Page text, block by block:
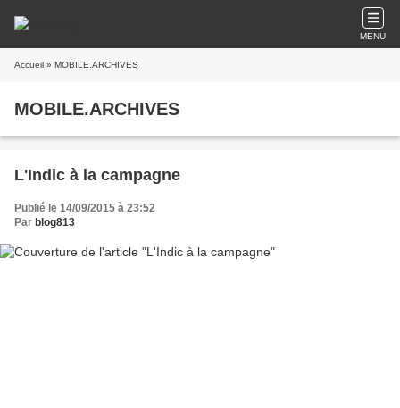
MENU
Accueil » MOBILE.ARCHIVES
MOBILE.ARCHIVES
L'Indic à la campagne
Publié le 14/09/2015 à 23:52
Par blog813